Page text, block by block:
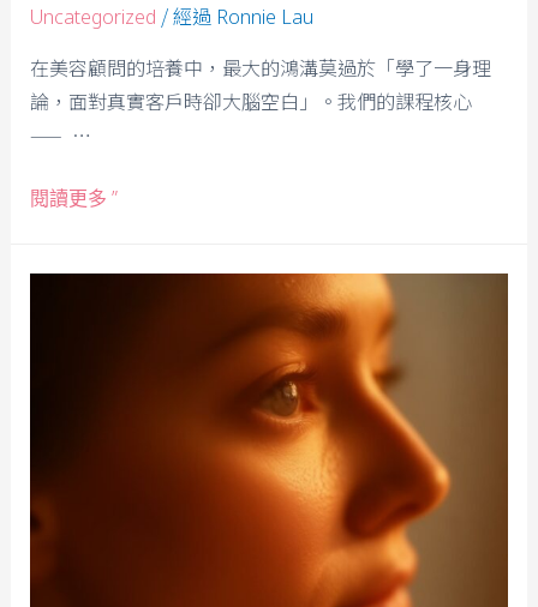
Uncategorized / 經過 Ronnie Lau
在美容顧問的培養中，最大的鴻溝莫過於「學了一身理
論，面對真實客戶時卻大腦空白」。我們的課程核心
—— …
閱讀更多 ”